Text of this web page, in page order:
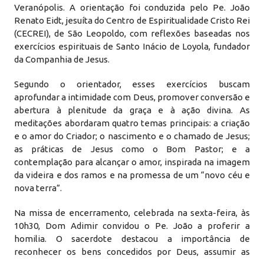
Veranópolis. A orientação foi conduzida pelo Pe. João
Renato Eidt, jesuíta do Centro de Espiritualidade Cristo Rei
(CECREI), de São Leopoldo, com reflexões baseadas nos
exercícios espirituais de Santo Inácio de Loyola, fundador
da Companhia de Jesus.
Segundo o orientador, esses exercícios buscam
aprofundar a intimidade com Deus, promover conversão e
abertura à plenitude da graça e à ação divina. As
meditações abordaram quatro temas principais: a criação
e o amor do Criador; o nascimento e o chamado de Jesus;
as práticas de Jesus como o Bom Pastor; e a
contemplação para alcançar o amor, inspirada na imagem
da videira e dos ramos e na promessa de um “novo céu e
nova terra”.
Na missa de encerramento, celebrada na sexta-feira, às
10h30, Dom Adimir convidou o Pe. João a proferir a
homilia. O sacerdote destacou a importância de
reconhecer os bens concedidos por Deus, assumir as